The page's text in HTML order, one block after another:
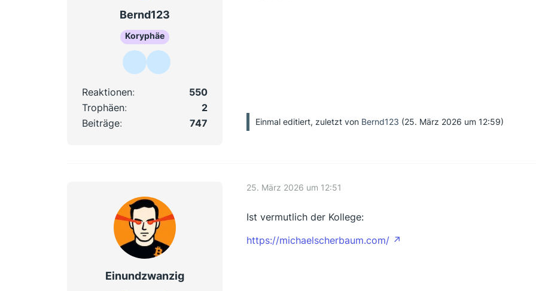
Bernd123
Koryphäe
Reaktionen
550
Trophäen
2
Beiträge
747 Einmal editiert, zuletzt von Bernd123 (25. März 2026 um 12:59)
Einundzwanzig
25. März 2026 um 12:51
Ist vermutlich der Kollege:
https://michaelscherbaum.com/